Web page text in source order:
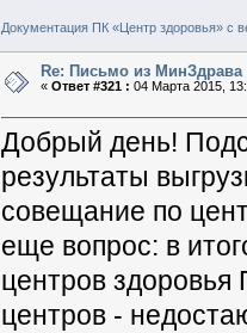
Документация ПК «Центр здоровья» с
Re: Письмо из МинЗдрава
« Ответ #321 : 04 Марта 2015,
Добрый день!
результаты
совещание по
еще вопрос: в
центров здоровья
центров -